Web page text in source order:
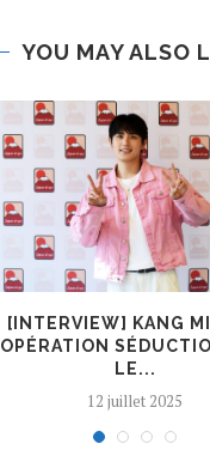
YOU MAY ALSO
[INTERVIEW] KANG
OPÉRATION
LE...
12 juillet 2025